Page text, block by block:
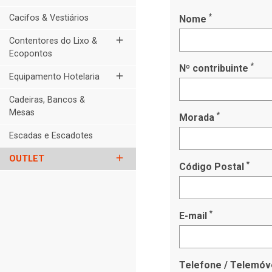
Cacifos & Vestiários
Contentores do Lixo &
Ecopontos
add
Equipamento Hotelaria add
Cadeiras, Bancos &
Mesas
Escadas e Escadotes
OUTLET add
Nome *
Nº contribuinte *
Morada *
Código Postal *
E-mail *
Telefone /